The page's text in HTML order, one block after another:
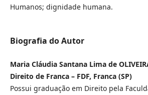
Humanos; dignidade humana.
Biografia do Autor
Maria Cláudia Santana Lima de
Direito de Franca – FDF, Franca (SP)
Possui graduação em Direito pela